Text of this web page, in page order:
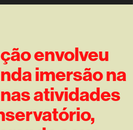
envolveu
imersão na
atividades